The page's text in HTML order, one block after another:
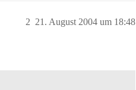
21. August 2004 um 18:48
2